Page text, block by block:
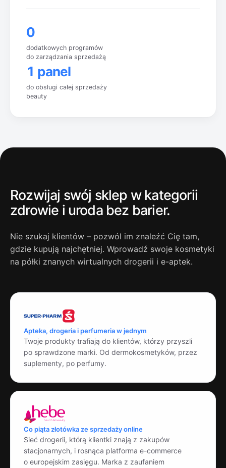
0
dodatkowych programów
do zarządzania sprzedażą
1 panel
do obsługi całej sprzedaży
beauty
Rozwijaj swój sklep w kategorii
zdrowie i uroda bez barier.
Nie szukaj klientów – pozwól im znaleźć Cię tam,
gdzie kupują najchętniej. Wprowadź swoje kosmetyki
na półki znanych wirtualnych drogerii i e-aptek.
Apteka, drogeria i perfumeria w jednym
Twoje produkty trafiają do klientów, którzy przyszli
po sprawdzone marki. Od dermokosmetyków, przez
suplementy, po perfumy.
Co piąta złotówka ze sprzedaży online
Sieć drogerii, którą klientki znają z zakupów
stacjonarnych, i rosnąca platforma e-commerce
o europejskim zasięgu. Marka z zaufaniem